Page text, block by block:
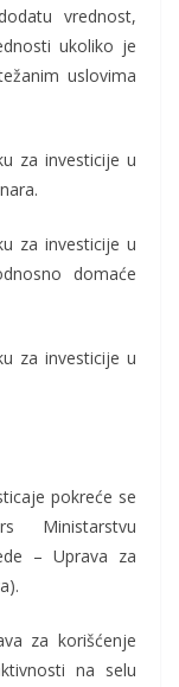
vrednost,
ukoliko je
uslovima
za investicije u
za investicije u
domaće
za investicije u
pokreće se
Ministarstvu
– Uprava za
za korišćenje
na selu